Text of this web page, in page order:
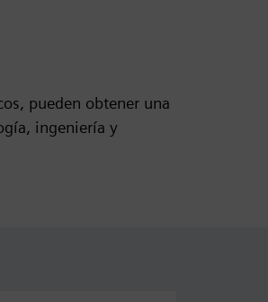
pueden obtener una
ingeniería y